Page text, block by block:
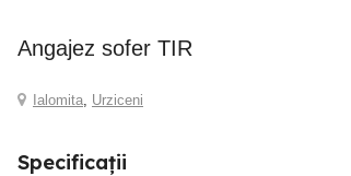
Angajez sofer TIR
Ialomita, Urziceni
Specificații